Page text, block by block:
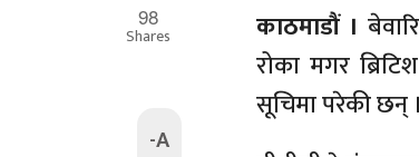
98
Shares
-A
काठमाडौं ।
रोका मगर
सूचिमा परेकी छन् ।